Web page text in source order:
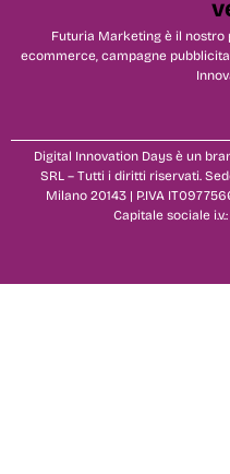
Futuria Marketing è il nostro
ecommerce, campagne
Digital Innovation Days è un
SRL – Tutti i diritti riservati.
Milano 20143 | P.IVA
Capitale sociale